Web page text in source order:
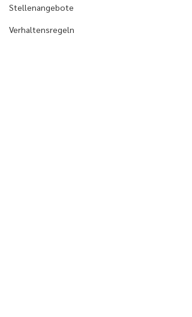
Stellenangebote
Verhaltensregeln